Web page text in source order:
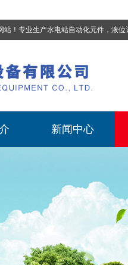
站！专业生产水电站自动化元件，液位计、流量计、压力变送器、油混水控制器、温度传感器、电磁阀球阀蝶阀、测速装置、位移
新闻中心